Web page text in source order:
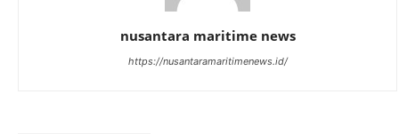
nusantara maritime news
https://nusantaramaritimenews.id/